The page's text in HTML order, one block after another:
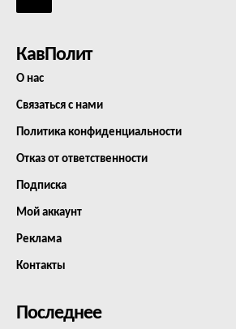
КавПолит
О нас
Связаться с нами
Политика конфиденциальности
Отказ от ответственности
Подписка
Мой аккаунт
Реклама
Контакты
Последнее